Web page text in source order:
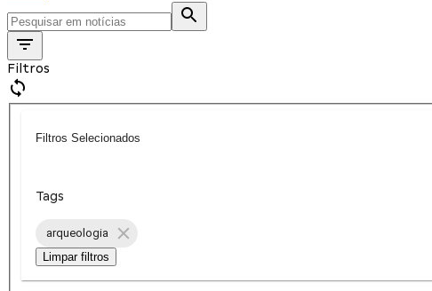
Filtros
Filtros Selecionados
Tags
arqueologia
Limpar filtros